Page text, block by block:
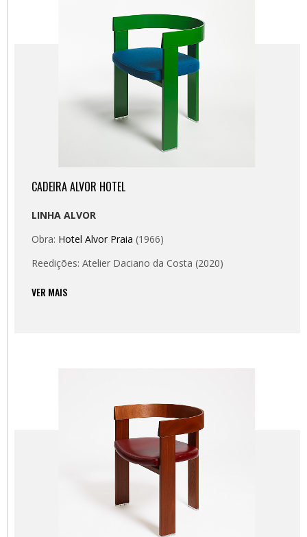
CADEIRA ALVOR HOTEL
LINHA ALVOR
Obra: Hotel Alvor Praia (1966)
Reedições: Atelier Daciano da Costa (2020)
VER MAIS